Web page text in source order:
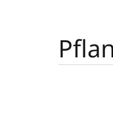
23 | CH-
++41 (0)62 771
(0)78 779 17 19 |